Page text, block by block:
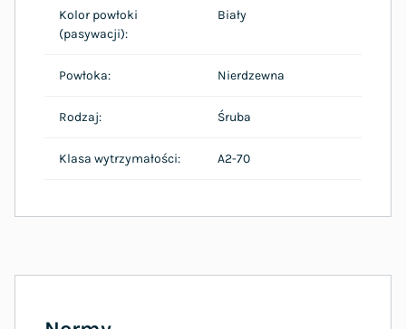
Kolor powłoki
(pasywacji):
Biały
Powłoka: Nierdzewna
Rodzaj: Śruba
Klasa wytrzymałości: A2-70